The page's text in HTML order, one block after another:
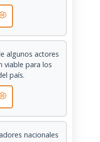
algunos actores
viable para los
país.
nacionales